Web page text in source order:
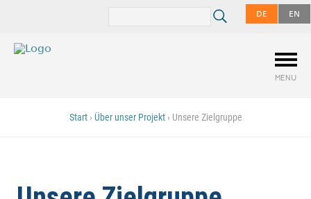
MENU
DE EN
Start› Über unser Projekt› Unsere Zielgruppe